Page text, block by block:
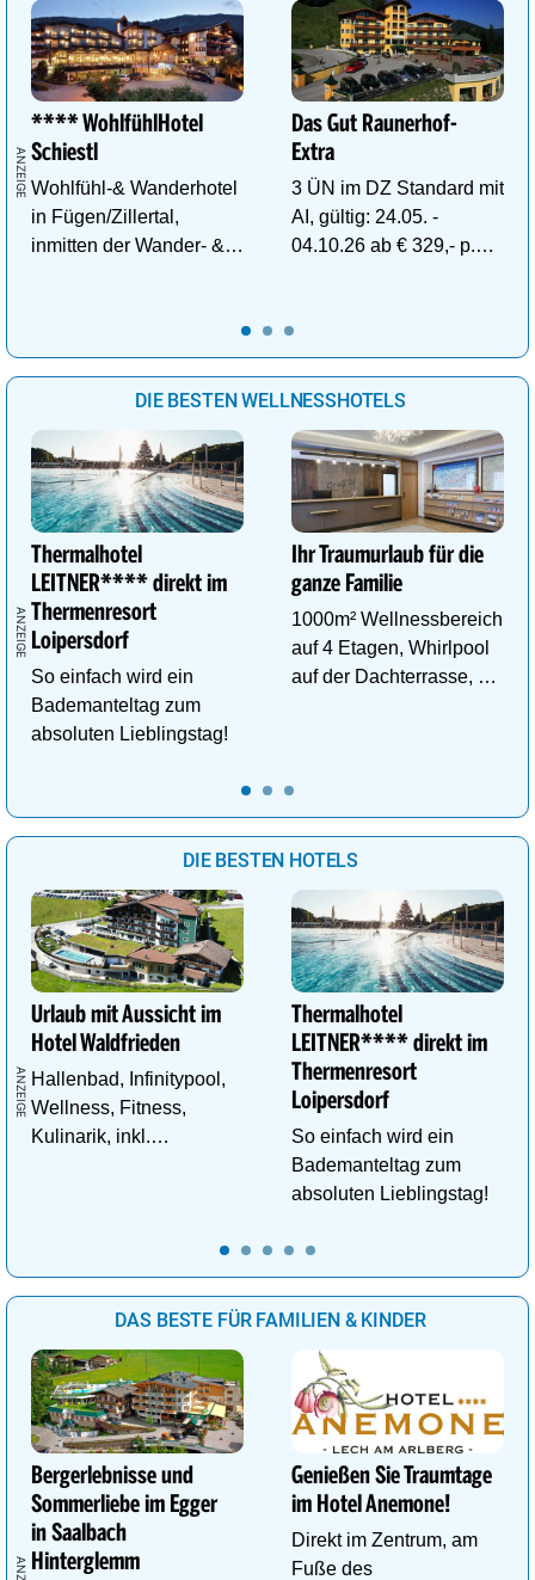
**** WohlfühlHotel
Schiestl
Wohlfühl-& Wanderhotel
in Fügen/Zillertal,
inmitten der Wander- &
Das Gut Raunerhof-
Extra
3 ÜN im DZ Standard mit
AI, gültig: 24.05. -
04.10.26 ab € 329,- p.P.
DIE BESTEN WELLNESSHOTELS
Thermalhotel
LEITNER**** direkt im
Thermenresort
Loipersdorf
So einfach wird ein
Bademanteltag zum
absoluten Lieblingstag!
Ihr Traumurlaub für die
ganze Familie
1000m² Wellnessbereich
auf 4 Etagen, Whirlpool
auf der Dachterrasse, 4
DIE BESTEN HOTELS
Urlaub mit Aussicht im
Hotel Waldfrieden
Hallenbad, Infinitypool,
Wellness, Fitness,
Kulinarik, inkl.
Thermalhotel
LEITNER**** direkt im
Thermenresort
Loipersdorf
So einfach wird ein
Bademanteltag zum
absoluten Lieblingstag!
DAS BESTE FÜR FAMILIEN & KINDER
Bergerlebnisse und
Sommerliebe im Egger
in Saalbach
Hinterglemm
Genießen Sie Traumtage
im Hotel Anemone!
Direkt im Zentrum, am
Fuße des